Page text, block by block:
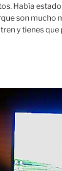
Había
son mucho
y tienes que